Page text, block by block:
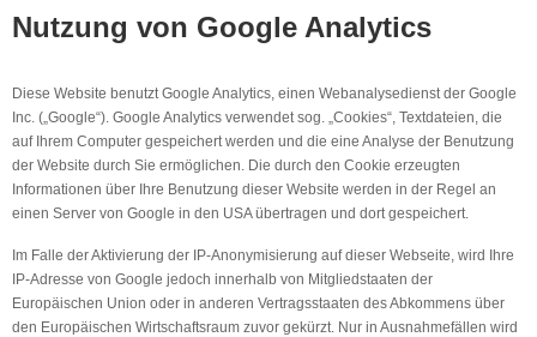
Nutzung von Google Analytics
Diese Website benutzt Google Analytics, einen Webanalysedienst der Google
Inc. („Google“). Google Analytics verwendet sog. „Cookies“, Textdateien, die
auf Ihrem Computer gespeichert werden und die eine Analyse der Benutzung
der Website durch Sie ermöglichen. Die durch den Cookie erzeugten
Informationen über Ihre Benutzung dieser Website werden in der Regel an
einen Server von Google in den USA übertragen und dort gespeichert.
Im Falle der Aktivierung der IP-Anonymisierung auf dieser Webseite, wird Ihre
IP-Adresse von Google jedoch innerhalb von Mitgliedstaaten der
Europäischen Union oder in anderen Vertragsstaaten des Abkommens über
den Europäischen Wirtschaftsraum zuvor gekürzt. Nur in Ausnahmefällen wird